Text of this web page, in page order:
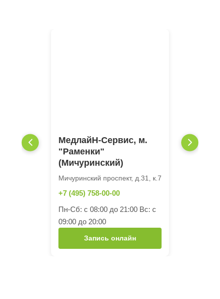
МедлайН-Сервис, м.
"Раменки"
(Мичуринский)
Мичуринский проспект, д.31, к.7
+7 (495) 758-00-00
Пн-Сб: с 08:00 до 21:00 Вс: с
09:00 до 20:00
Запись онлайн